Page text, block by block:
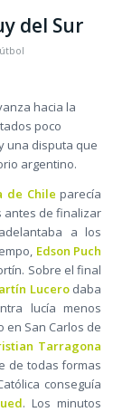
del Sur
hacia la
poco
una disputa que
argentino.
de Chile parecía
antes de finalizar
a los
Edson Puch
Sobre el final
Lucerodaba
lucía menos
en San Carlos de
Tarragona
de todas formas
conseguía
. Los minutos